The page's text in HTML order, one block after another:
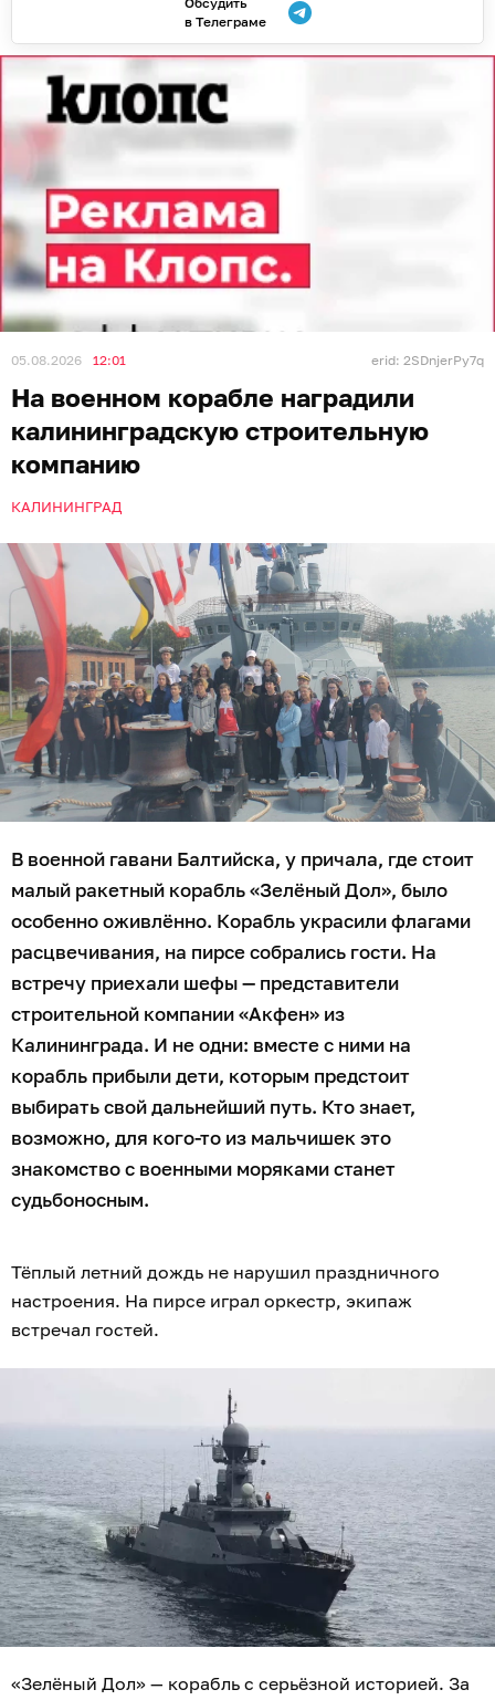
в Телеграме
05.08.2026 12:01 erid: 2SDnjerPy7q
На военном корабле наградили
калининградскую строительную
компанию
КАЛИНИНГРАД
В военной гавани Балтийска, у причала, где стоит
малый ракетный корабль «Зелёный Дол», было
особенно оживлённо. Корабль украсили флагами
расцвечивания, на пирсе собрались гости. На
встречу приехали шефы — представители
строительной компании «Акфен» из
Калининграда. И не одни: вместе с ними на
корабль прибыли дети, которым предстоит
выбирать свой дальнейший путь. Кто знает,
возможно, для кого-то из мальчишек это
знакомство с военными моряками станет
судьбоносным.
Тёплый летний дождь не нарушил праздничного
настроения. На пирсе играл оркестр, экипаж
встречал гостей.
«Зелёный Дол» — корабль с серьёзной историей. За